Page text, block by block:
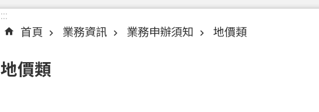
:::
首頁
業務資訊 業務申辦須知 地價類
地價類